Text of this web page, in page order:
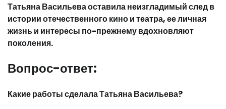
Татьяна Васильева оставила неизгладимый след в
истории отечественного кино и театра, ее личная
жизнь и интересы по-прежнему вдохновляют
поколения.
Вопрос-ответ:
Какие работы сделала Татьяна Васильева?